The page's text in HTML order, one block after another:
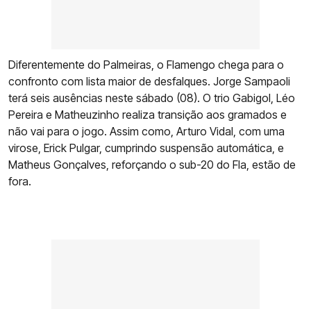
Diferentemente do Palmeiras, o Flamengo chega para o
confronto com lista maior de desfalques. Jorge Sampaoli
terá seis ausências neste sábado (08). O trio Gabigol, Léo
Pereira e Matheuzinho realiza transição aos gramados e
não vai para o jogo. Assim como, Arturo Vidal, com uma
virose, Erick Pulgar, cumprindo suspensão automática, e
Matheus Gonçalves, reforçando o sub-20 do Fla, estão de
fora.